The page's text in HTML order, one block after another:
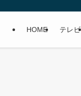
HOME テレビ